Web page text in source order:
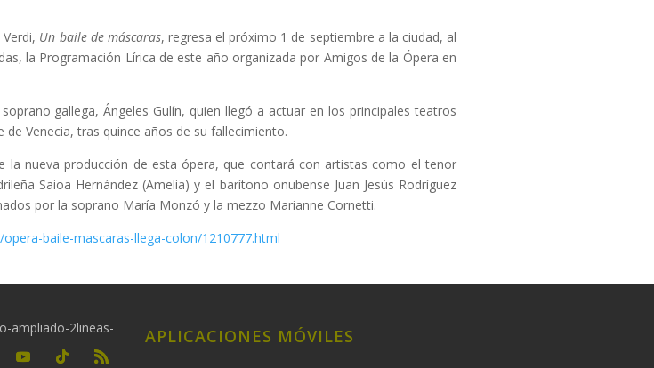
Un baile de máscaras, regresa el próximo 1 de septiembre a la ciudad, al
la Programación Lírica de este año organizada por Amigos de la Ópera en
gallega, Ángeles Gulín, quien llegó a actuar en los principales teatros
Venecia, tras quince años de su fallecimiento.
la nueva producción de esta ópera, que contará con artistas como el tenor
Saioa Hernández (Amelia) y el barítono onubense Juan Jesús Rodríguez
por la soprano María Monzó y la mezzo Marianne Cornetti.
baile-mascaras-llega-colon/1210777.html
APLICACIONES MÓVILES